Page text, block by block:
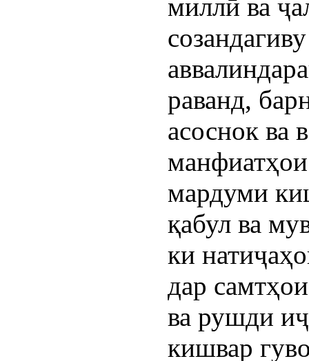
миллӣ ва
раванд,
асоснок ва
мардуми
қабул ва
ки
дар
ва рушди
кишвар